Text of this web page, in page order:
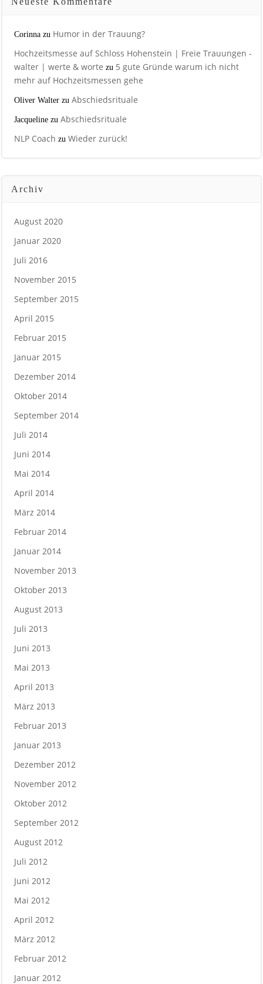
Corinna zu Humor in der Trauung?
Hochzeitsmesse auf Schloss Hohenstein | Freie Trauungen -
walter | werte & worte zu 5 gute Gründe warum ich nicht
mehr auf Hochzeitsmessen gehe
Oliver Walter zu Abschiedsrituale
Jacqueline zu Abschiedsrituale
NLP Coach zu Wieder zurück!
Archiv
August 2020
Januar 2020
Juli 2016
November 2015
September 2015
April 2015
Februar 2015
Januar 2015
Dezember 2014
Oktober 2014
September 2014
Juli 2014
Juni 2014
Mai 2014
April 2014
März 2014
Februar 2014
Januar 2014
November 2013
Oktober 2013
August 2013
Juli 2013
Juni 2013
Mai 2013
April 2013
März 2013
Februar 2013
Januar 2013
Dezember 2012
November 2012
Oktober 2012
September 2012
August 2012
Juli 2012
Juni 2012
Mai 2012
April 2012
März 2012
Februar 2012
Januar 2012